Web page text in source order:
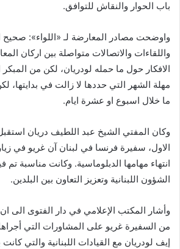
باب الحوار والنقاش للتوافق.
واوضحت مصادر المعارضة لـ «اللواء»: صحيح
واللقاءات والاتصالات متواصلة بين اركان
الافكار حول ما حمله لودريان، لكن من المبكر
مهلة الشهر التي حددها لا زالت في بدايتها،
ما خلال اسبوع او عشرة ايام.
وكان المفتي الشيخ عبد اللطيف دريان
الاول، سفيرة فرنسا في لبنان آن غريو في
انتهاء مهامها الدبلوماسية. وكانت مناسبة تم
الشؤون اللبنانية وتعزيز التعاون بين البلدين.
وأشار المكتب الإعلامي في دار الفتوى الى
من السفيرة غريو على المشاورات التي
إيف لودريان مع القيادات اللبنانية والتي